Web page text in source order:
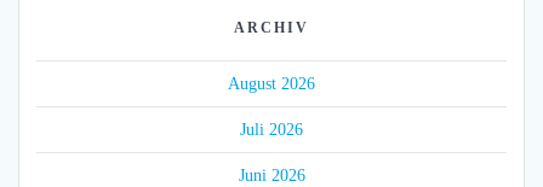
ARCHIV
August 2026
Juli 2026
Juni 2026